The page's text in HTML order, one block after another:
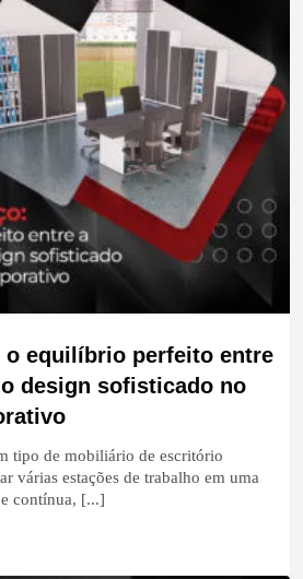
o equilíbrio perfeito entre
design sofisticado no
tipo de mobiliário de escritório
várias estações de trabalho em uma
contínua, [...]